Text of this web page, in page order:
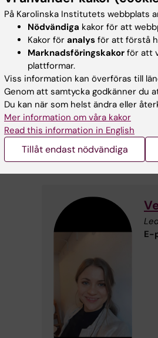
E-
På Karolinska Institutets webbplats
Nödvändiga kakor för att
Kakor för analys för att förstå
Marknadsföringskakor för att
plattformar.
Viss information kan överföras till
Genom att samtycka godkänner du
Du kan när som helst ändra eller
Mer information om våra kakor
Read this information in English
Tillåt endast nödvändiga